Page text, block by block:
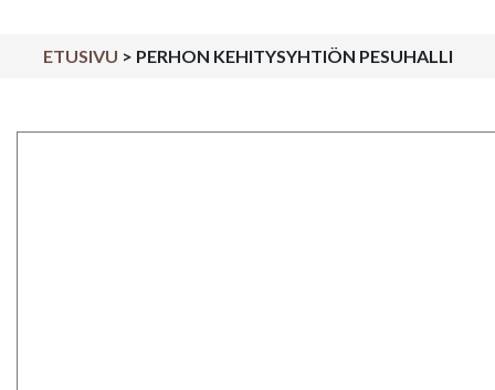
ETUSIVU > PERHON KEHITYSYHTIÖN PESUHALLI